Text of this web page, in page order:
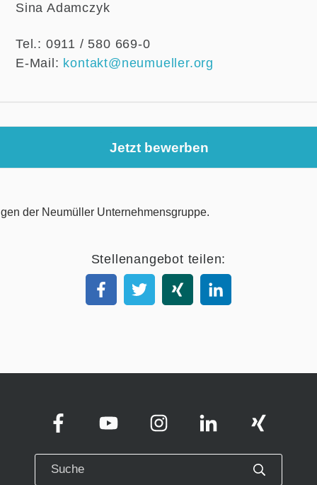
Sina Adamczyk
Tel.: 0911 / 580 669-0
E-Mail: kontakt@neumueller.org
Jetzt bewerben
Stellenangebot teilen: